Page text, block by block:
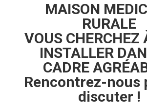
MAISON
RURALE
VOUS CHERCHEZ
INSTALLER
CADRE
Rencontrez-nous
discuter !